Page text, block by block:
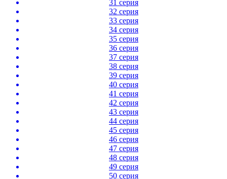
31 серия
32 серия
33 серия
34 серия
35 серия
36 серия
37 серия
38 серия
39 серия
40 серия
41 серия
42 серия
43 серия
44 серия
45 серия
46 серия
47 серия
48 серия
49 серия
50 серия